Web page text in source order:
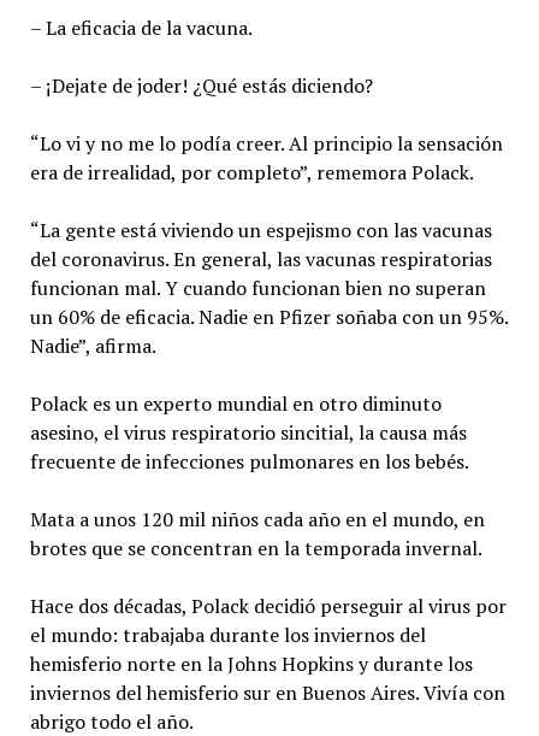
– La eficacia de la vacuna.
– ¡Dejate de joder! ¿Qué estás diciendo?
“Lo vi y no me lo podía creer. Al principio la sensación
era de irrealidad, por completo”, rememora Polack.
“La gente está viviendo un espejismo con las vacunas
del coronavirus. En general, las vacunas respiratorias
funcionan mal. Y cuando funcionan bien no superan
un 60% de eficacia. Nadie en Pfizer soñaba con un 95%.
Nadie”, afirma.
Polack es un experto mundial en otro diminuto
asesino, el virus respiratorio sincitial, la causa más
frecuente de infecciones pulmonares en los bebés.
Mata a unos 120 mil niños cada año en el mundo, en
brotes que se concentran en la temporada invernal.
Hace dos décadas, Polack decidió perseguir al virus por
el mundo: trabajaba durante los inviernos del
hemisferio norte en la Johns Hopkins y durante los
inviernos del hemisferio sur en Buenos Aires. Vivía con
abrigo todo el año.